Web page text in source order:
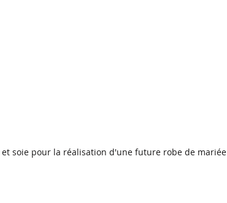
et soie pour la réalisation d'une future robe de mariée